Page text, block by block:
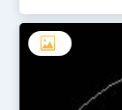
区域任一点确定为圆
象，点击【修改
点为基点，复制一个圆到
ARRAYCLASSIC
【选择对象】按